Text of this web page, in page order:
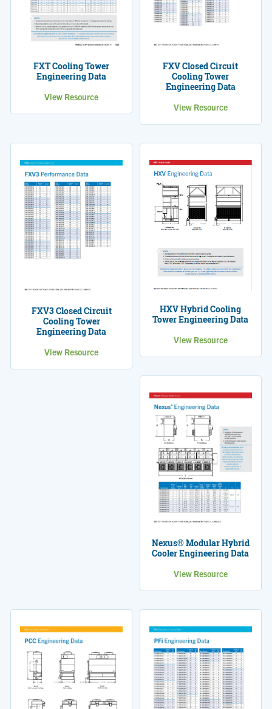
FXT Cooling Tower
Engineering Data
View Resource
FXV Closed Circuit
Cooling Tower
Engineering Data
View Resource
FXV3 Closed Circuit
Cooling Tower
Engineering Data
View Resource
HXV Hybrid Cooling
Tower Engineering Data
View Resource
Nexus® Modular Hybrid
Cooler Engineering Data
View Resource